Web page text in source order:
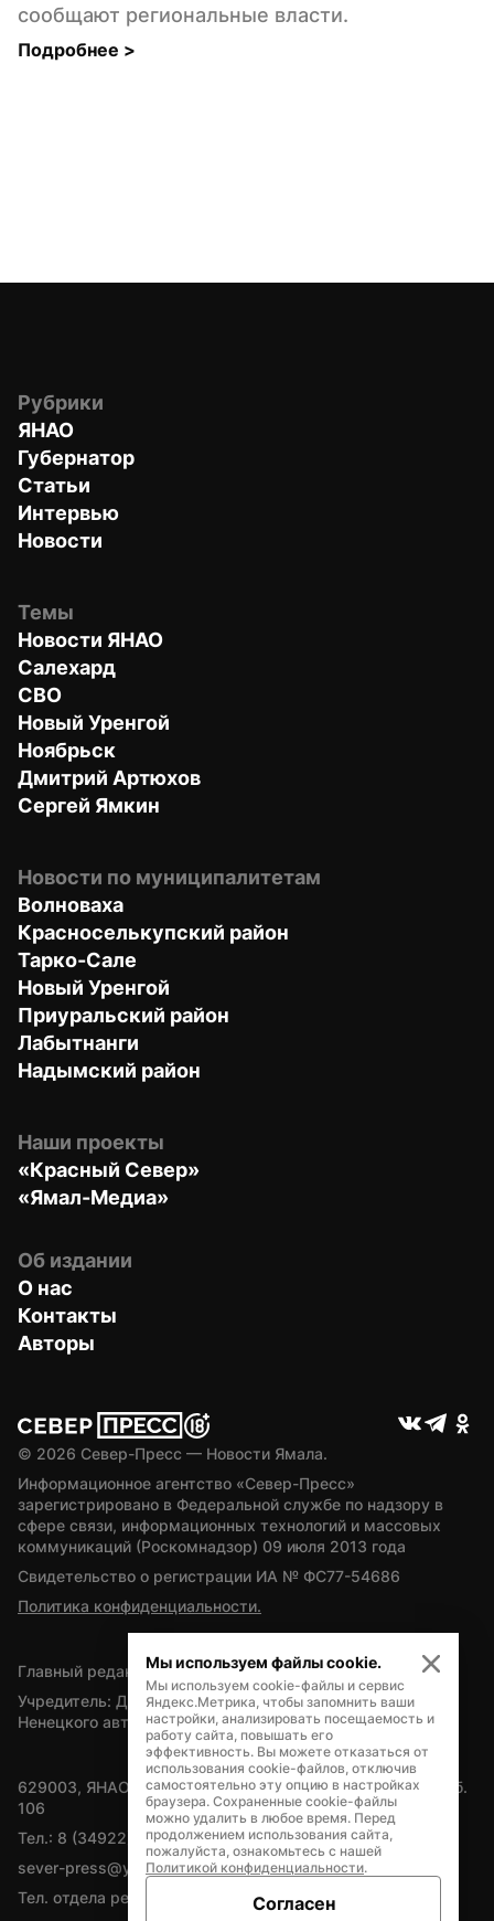
сообщают региональные власти.
Подробнее >
Рубрики
ЯНАО
Губернатор
Статьи
Интервью
Новости
Темы
Новости ЯНАО
Салехард
СВО
Новый Уренгой
Ноябрьск
Дмитрий Артюхов
Сергей Ямкин
Новости по муниципалитетам
Волноваха
Красноселькупский район
Тарко-Сале
Новый Уренгой
Приуральский район
Лабытнанги
Надымский район
Наши проекты
«Красный Север»
«Ямал-Медиа»
Об издании
О нас
Контакты
Авторы
© 2026 Север-Пресс — Новости Ямала.
Информационное агентство «Север-Пресс»
зарегистрировано в Федеральной службе по надзору в
сфере связи, информационных технологий и массовых
коммуникаций (Роскомнадзор) 09 июля 2013 года
Свидетельство о регистрации ИА № ФС77-54686
Политика конфиденциальности.
Главный редактор — А.Л. Поздеев
Учредитель: Департамент внутренней политики Ямало-
Ненецкого автономного округа
629003, ЯНАО, Салехард, мкр. Богдана Кнунянца, д.1, каб.
106
Тел.: 8 (34922) 71262
sever-press@yamal-media.ru
Тел. отдела рекламы: 8 (34922) 42728
Мы используем файлы cookie.
Мы используем cookie-файлы и сервис
Яндекс.Метрика, чтобы запомнить ваши
настройки, анализировать посещаемость и
работу сайта, повышать его
эффективность. Вы можете отказаться от
использования cookie-файлов, отключив
самостоятельно эту опцию в настройках
браузера. Сохраненные cookie-файлы
можно удалить в любое время. Перед
продолжением использования сайта,
пожалуйста, ознакомьтесь с нашей
Политикой конфиденциальности.
Согласен